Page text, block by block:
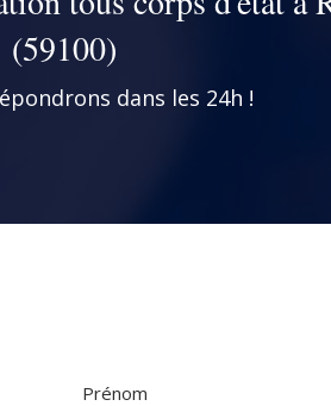
(59100)
dans les 24h !
Prénom